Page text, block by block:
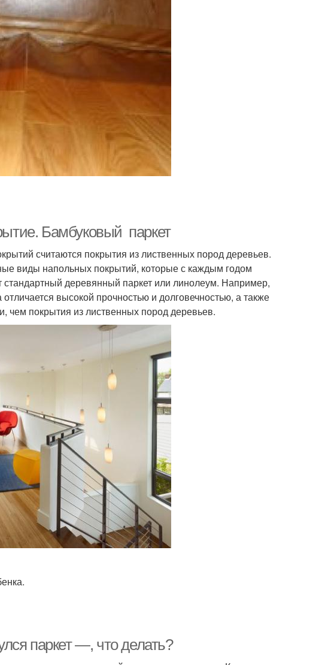
Бамбуковый паркет
считаются покрытия из лиственных пород деревьев.
виды напольных покрытий, которые с каждым годом
деревянный паркет или линолеум. Например,
высокой прочностью и долговечностью, а также
чем покрытия из лиственных пород деревьев.
паркет —, что делать?